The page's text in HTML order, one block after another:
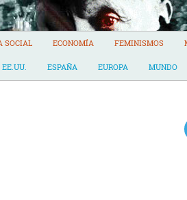
SOCIAL ECONOMÍA FEMINISMOS
EE.UU. ESPAÑA EUROPA MUNDO